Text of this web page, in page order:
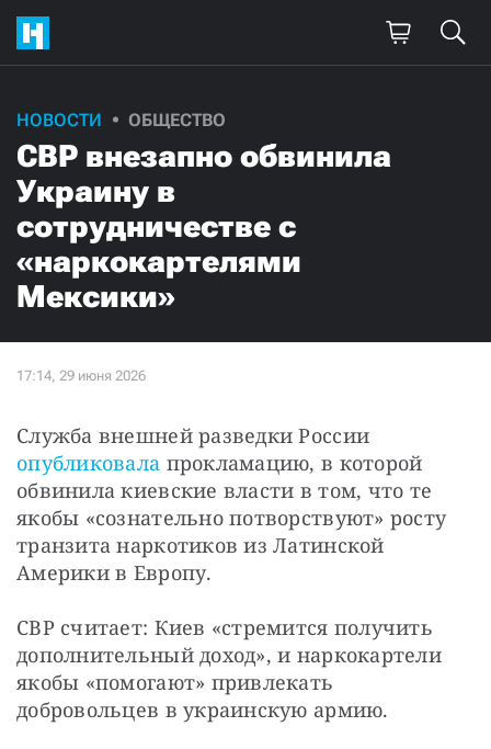
НОВОСТИ ОБЩЕСТВО
СВР внезапно обвинила
Украину в
сотрудничестве с
«наркокартелями
Мексики»
опубликовала прокламацию, в которой
обвинила киевские власти в том, что те
якобы «сознательно потворствуют» росту
транзита наркотиков из Латинской
Америки в Европу.
СВР считает: Киев «стремится получить
дополнительный доход», и наркокартели
якобы «помогают» привлекать
добровольцев в украинскую армию.